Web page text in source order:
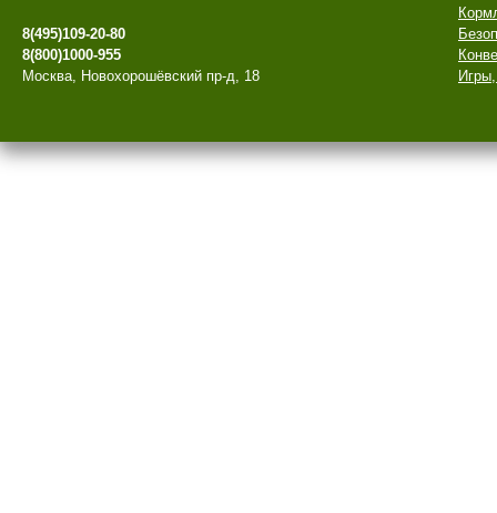
8(495)109-20-80
8(800)1000-955
Москва, Новохорошёвский пр-д, 18